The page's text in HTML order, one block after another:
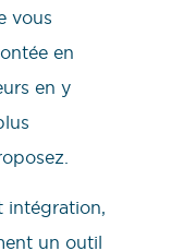
vous
en
en y
intégration,
un outil